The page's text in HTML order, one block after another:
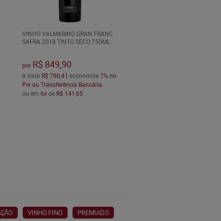
VINHO VALMARINO GRAN FRANC
SAFRA 2018 TINTO SECO 750ML
por R$ 849,90
à vista R$ 790,41 economize7% no
Pix ou Transferência Bancária
ou em 6xde R$ 141,65
VINHO FINO PREMIADO